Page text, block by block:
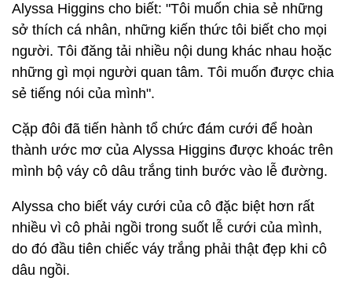
Alyssa Higgins cho biết: "Tôi muốn chia sẻ những
sở thích cá nhân, những kiến thức tôi biết cho mọi
người. Tôi đăng tải nhiều nội dung khác nhau hoặc
những gì mọi người quan tâm. Tôi muốn được chia
sẻ tiếng nói của mình".
Cặp đôi đã tiến hành tổ chức đám cưới để hoàn
thành ước mơ của Alyssa Higgins được khoác trên
mình bộ váy cô dâu trắng tinh bước vào lễ đường.
Alyssa cho biết váy cưới của cô đặc biệt hơn rất
nhiều vì cô phải ngồi trong suốt lễ cưới của mình,
do đó đầu tiên chiếc váy trắng phải thật đẹp khi cô
dâu ngồi.